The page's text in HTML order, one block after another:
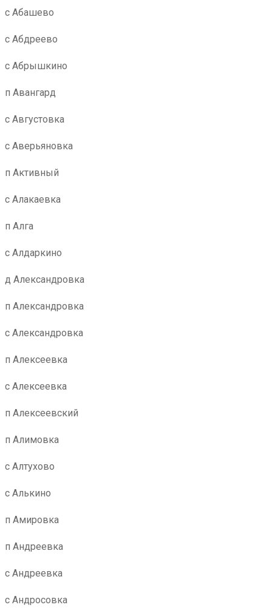
с Абашево
с Абдреево
с Абрышкино
п Авангард
с Августовка
с Аверьяновка
п Активный
с Алакаевка
п Алга
с Алдаркино
д Александровка
п Александровка
с Александровка
п Алексеевка
с Алексеевка
п Алексеевский
п Алимовка
с Алтухово
с Алькино
п Амировка
п Андреевка
с Андреевка
с Андросовка